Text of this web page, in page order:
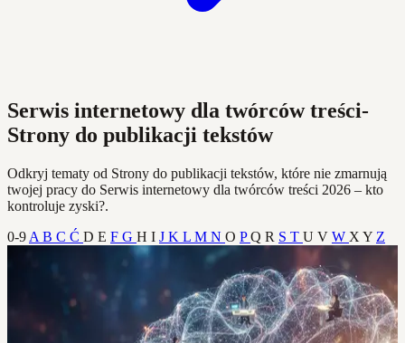
Serwis internetowy dla twórców treści-
Strony do publikacji tekstów
Odkryj tematy od Strony do publikacji tekstów, które nie zmarnują
twojej pracy do Serwis internetowy dla twórców treści 2026 – kto
kontroluje zyski?.
0-9 A B C Ć D E F G H I J K L M N O PQ R S T U V W X Y Z